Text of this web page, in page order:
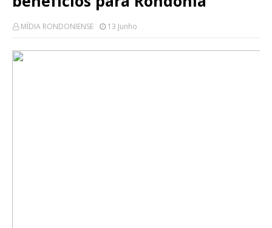
MÍDIA RONDONIENSE 13 Junho